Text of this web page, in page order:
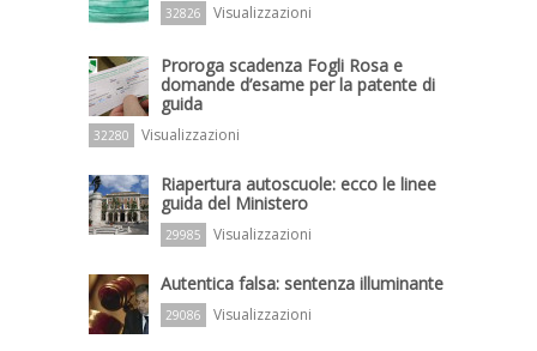
32826 Visualizzazioni
Proroga scadenza Fogli Rosa e
domande d’esame per la patente di
guida
32280 Visualizzazioni
Riapertura autoscuole: ecco le linee
guida del Ministero
29985 Visualizzazioni
Autentica falsa: sentenza illuminante
29086 Visualizzazioni